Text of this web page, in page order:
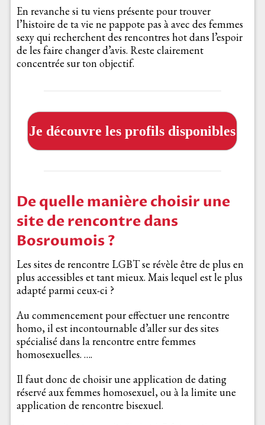
En revanche si tu viens présente pour trouver
l’histoire de ta vie ne pappote pas à avec des femmes
sexy qui recherchent des rencontres hot dans l’espoir
de les faire changer d’avis. Reste clairement
concentrée sur ton objectif.
Je découvre les profils disponibles
De quelle manière choisir une
site de rencontre dans
Bosroumois ?
Les sites de rencontre LGBT se révèle être de plus en
plus accessibles et tant mieux. Mais lequel est le plus
adapté parmi ceux-ci ?
Au commencement pour effectuer une rencontre
homo, il est incontournable d’aller sur des sites
spécialisé dans la rencontre entre femmes
homosexuelles. ….
Il faut donc de choisir une application de dating
réservé aux femmes homosexuel, ou à la limite une
application de rencontre bisexuel.